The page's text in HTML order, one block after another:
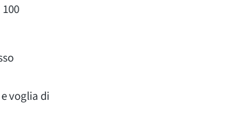
voglia di